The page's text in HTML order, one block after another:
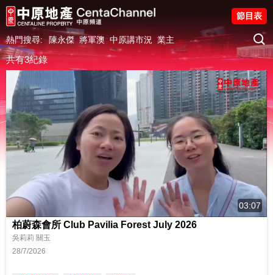
熱門搜尋: 陳永傑 將軍澳 中原講市況 業主
節目表
共有3紀錄
03:07
柏蔚森會所 Club Pavilia Forest July 2026
吳莉莉 關玉
28/7/2026